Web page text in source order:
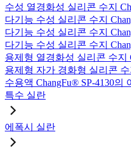
수성 열경화성 실리콘 수지
다기능 수성 실리콘 수지
다기능 수성 실리콘 수지
다기능 수성 실리콘 수지
용제형 열경화성 실리콘 수지
용제형 자가 경화형 실리콘 수
수용액 ChangFu® SP-4130의
특수 실란
에폭시 실란